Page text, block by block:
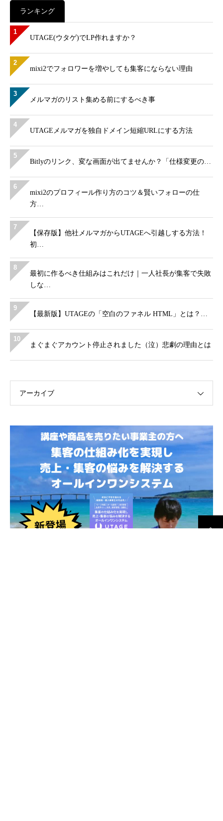
ランキング
1
UTAGE(ウタゲ)でLP作れますか？
2
mixi2でフォロワーを増やしても集客にならない理由
3
メルマガのリスト集める前にするべき事
4
UTAGEメルマガを独自ドメイン短縮URLにする方法
5
Bitlyのリンク、変な画面が出てませんか？「仕様変更の…
6
mixi2のプロフィール作り方のコツ＆賢いフォローの仕
方…
7
【保存版】他社メルマガからUTAGEへ引越しする方法！
初…
8
最初に作るべき仕組みはこれだけ｜一人社長が集客で失敗
しな…
9
【最新版】UTAGEの「空白のファネル HTML」とは？…
10
まぐまぐアカウント停止されました（泣）悲劇の理由とは
アーカイブ